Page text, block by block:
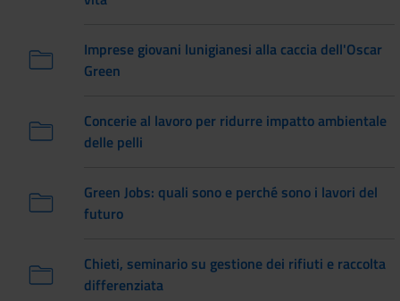
Imprese giovani lunigianesi alla caccia dell'Oscar
Green
Concerie al lavoro per ridurre impatto ambientale
delle pelli
Green Jobs: quali sono e perché sono i lavori del
futuro
Chieti, seminario su gestione dei rifiuti e raccolta
differenziata